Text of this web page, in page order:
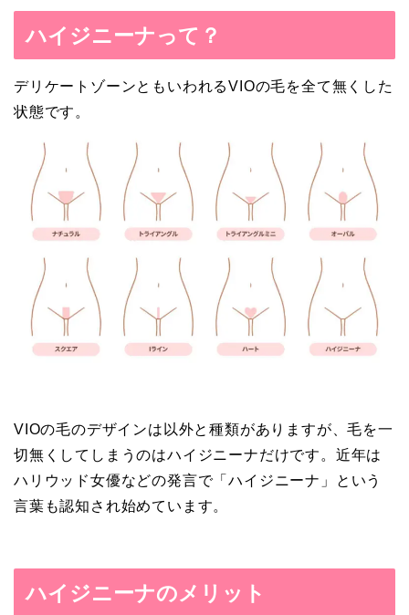
ハイジニーナって？
デリケートゾーンともいわれるVIOの毛を全て無くした
状態です。
VIOの毛のデザインは以外と種類がありますが、毛を一
切無くしてしまうのはハイジニーナだけです。近年は
ハリウッド女優などの発言で「ハイジニーナ」という
言葉も認知され始めています。
ハイジニーナのメリット